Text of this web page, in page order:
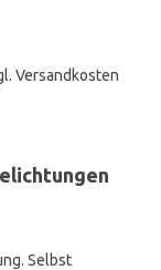
Versandkosten
Selbst